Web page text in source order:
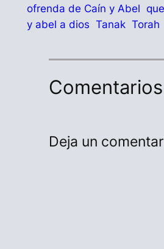
ofrenda de Caín y Abel
y abel a dios Tanak Torah
Comentarios
Deja un